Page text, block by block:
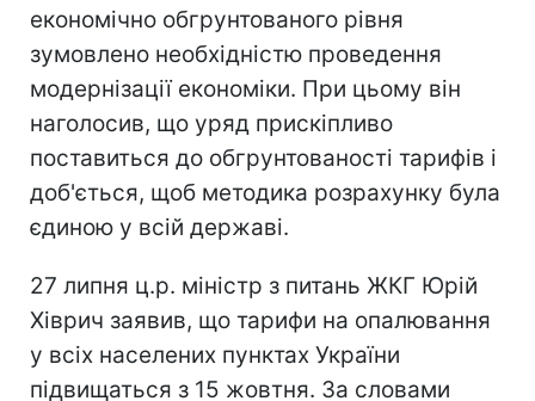
економічно обгрунтованого рівня
зумовлено необхідністю проведення
модернізації економіки. При цьому він
наголосив, що уряд прискіпливо
поставиться до обгрунтованості тарифів і
доб'ється, щоб методика розрахунку була
єдиною у всій державі.
27 липня ц.р. міністр з питань ЖКГ Юрій
Хіврич заявив, що тарифи на опалювання
у всіх населених пунктах України
підвищаться з 15 жовтня. За словами